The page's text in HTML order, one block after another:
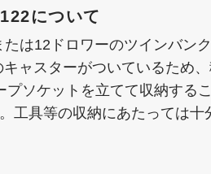
について
は12ドロワーのツインバン
ャスターがついているため
ソケットを立てて収納する
工具等の収納にあたっては